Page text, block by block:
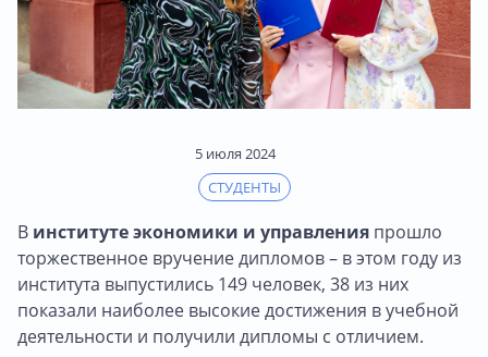
5 июля 2024
СТУДЕНТЫ
В институте экономики и управления прошло
торжественное вручение дипломов – в этом году из
института выпустились 149 человек, 38 из них
показали наиболее высокие достижения в учебной
деятельности и получили дипломы с отличием.